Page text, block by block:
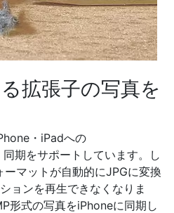
拡張子の写真を
・iPadへの
期をサポートしています。し
マットが自動的にJPGに変換
ョンを再生できなくなりま
形式の写真をiPhoneに同期し